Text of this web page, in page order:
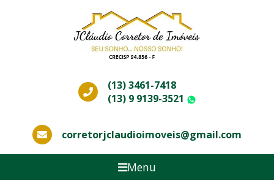
(13) 3461-7418
(13) 9 9139-3521
corretorjclaudioimoveis@gmail.com
Menu